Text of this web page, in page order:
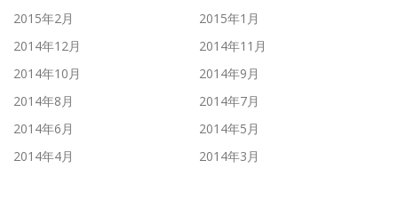
2015年2月
2015年1月
2014年12月
2014年11月
2014年10月
2014年9月
2014年8月
2014年7月
2014年6月
2014年5月
2014年4月
2014年3月